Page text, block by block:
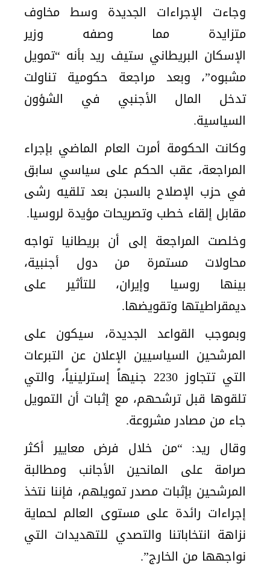
وجاءت الإجراءات الجديدة وسط مخاوف
متزايدة مما وصفه وزير
الإسكان البريطاني ستيف ريد بأنه “تمويل
مشبوه”، وبعد مراجعة حكومية تناولت
تدخل المال الأجنبي في الشؤون
السياسية.
وكانت الحكومة أمرت العام الماضي بإجراء
المراجعة، عقب الحكم على سياسي سابق
في حزب الإصلاح بالسجن بعد تلقيه رشى
مقابل إلقاء خطب وتصريحات مؤيدة لروسيا.
وخلصت المراجعة إلى أن بريطانيا تواجه
محاولات مستمرة من دول أجنبية،
بينها روسيا وإيران، للتأثير على
ديمقراطيتها وتقويضها.
وبموجب القواعد الجديدة، سيكون على
المرشحين السياسيين الإعلان عن التبرعات
التي تتجاوز 2230 جنيهاً إسترلينياً، والتي
تلقوها قبل ترشحهم، مع إثبات أن التمويل
جاء من مصادر مشروعة.
وقال ريد: “من خلال فرض معايير أكثر
صرامة على المانحين الأجانب ومطالبة
المرشحين بإثبات مصدر تمويلهم، فإننا نتخذ
إجراءات رائدة على مستوى العالم لحماية
نزاهة انتخاباتنا والتصدي للتهديدات التي
نواجهها من الخارج”.